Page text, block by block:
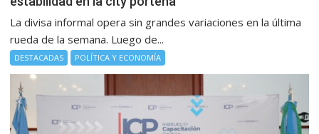
La divisa informal opera sin grandes variaciones en la última
rueda de la semana. Luego de...
DESTACADAS POLÍTICA Y ECONOMÍA